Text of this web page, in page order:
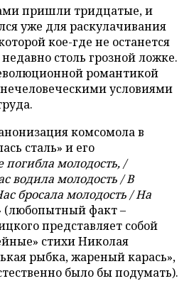
пришли тридцатые, и
уже для раскулачивания
кое-где не останется
столь грозной ложке.
романтикой
условиями
комсомола в
сталь» и его
погибла молодость, /
водила молодость / В
бросала молодость / На
(любопытный факт –
представляет собой
стихи Николая
рыбка, жареный карась»,
было бы подумать).